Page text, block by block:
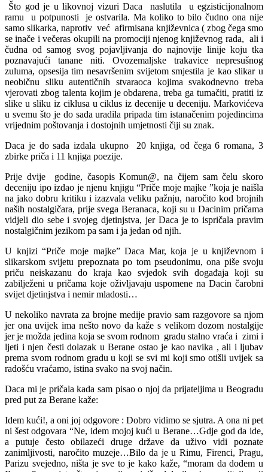
Što god je u likovnoj vizuri Daca naslutila u egzisticijonalnom
ramu u potpunosti je ostvarila. Ma koliko to bilo čudno ona nije
samo slikarka, naprotiv već afirmisana književnica ( zbog čega smo
se inače i večeras okupili na promociji njenog književnog rada, ali i
čudna od samog svog pojavljivanja do najnovije linije koju tka
poznavajući tanane niti. Ovozemaljske trakavice nepresušnog
zuluma, opsesija tim nesavršenim svijetom smjestila je kao slikar u
neobičnu sliku autentičnih stvaraoca kojima svakodnevno treba
vjerovati zbog talenta kojim je obdarena, treba ga tumačiti, pratiti iz
slike u sliku iz ciklusa u ciklus iz decenije u deceniju. Markovićeva
u svemu što je do sada uradila pripada tim istanačenim pojedincima
vrijednim poštovanja i dostojnih umjetnosti čiji su znak.
Daca je do sada izdala ukupno 20 knjiga, od čega 6 romana, 3
zbirke priča i 11 knjiga poezije.
Prije dvije godine, časopis Komun@, na čijem sam čelu skoro
deceniju ipo izdao je njenu knjigu “Priče moje majke ”koja je naišla
na jako dobru kritiku i izazvala veliku pažnju, naročito kod brojnih
naših nostalgičara, prije svega Beranaca, koji su u Dacinim pričama
vidjeli dio sebe i svojeg djetinjstva, jer Daca je to ispričala pravim
nostalgičnim jezikom pa sam i ja jedan od njih.
U knjizi “Priče moje majke” Daca Mar, koja je u književnom i
slikarskom svijetu prepoznata po tom pseudonimu, ona piše svoju
priču neiskazanu do kraja kao svjedok svih događaja koji su
zabilježeni u pričama koje oživljavaju uspomene na Dacin čarobni
svijet djetinjstva i nemir mladosti…
U nekoliko navrata za brojne medije pravio sam razgovore sa njom
jer ona uvijek ima nešto novo da kaže s velikom dozom nostalgije
jer je možda jedina koja se svom rodnom gradu stalno vraća i zimi i
ljeti i njen česti dolazak u Berane ostao je kao navika , ali i ljubav
prema svom rodnom gradu u koji se svi mi koji smo otišli uvijek sa
radošću vraćamo, istina svako na svoj način.
Daca mi je pričala kada sam pisao o njoj da prijateljima u Beogradu
pred put za Berane kaže:
Idem kući!, a oni joj odgovore : Dobro vidimo se sjutra. A ona ni pet
ni šest odgovara “Ne, idem mojoj kući u Berane…Gdje god da ide,
a putuje često obilazeći druge države da uživo vidi poznate
zanimljivosti, naročito muzeje…Bilo da je u Rimu, Firenci, Pragu,
Parizu svejedno, ništa je sve to je kako kaže, “moram da dođem u